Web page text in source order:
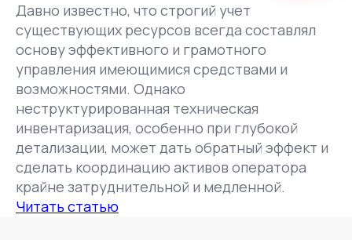
Давно известно, что строгий учет
существующих ресурсов всегда составлял
основу эффективного и грамотного
управления имеющимися средствами и
возможностями. Однако
неструктурированная техническая
инвентаризация, особенно при глубокой
детализации, может дать обратный эффект и
сделать координацию активов оператора
крайне затруднительной и медленной.
Читать статью